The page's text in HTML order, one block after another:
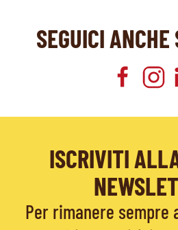
SEGUICI
ISCRIVITI
Per rimanere sempre